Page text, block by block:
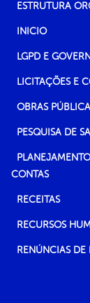
ESTRUTURA
INICIO
LGPD E
LICITAÇÕES E
OBRAS
PESQUISA DE
CONTAS
RECEITAS
RECURSOS
RENÚNCIAS DE